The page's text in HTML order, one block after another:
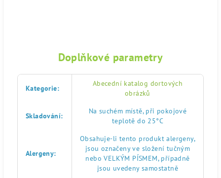
Doplňkové parametry
Kategorie:
Abecední katalog dortových
obrázků
Skladování:
Na suchém místě, při pokojové
teplotě do 25°C
Alergeny:
Obsahuje-li tento produkt alergeny,
jsou označeny ve složení tučným
nebo VELKÝM PÍSMEM, případně
jsou uvedeny samostatně